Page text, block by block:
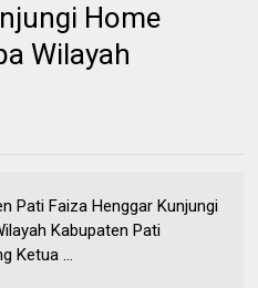
Home
Wilayah
Pati Faiza Henggar Kunjungi
Kabupaten Pati
Ketua ...